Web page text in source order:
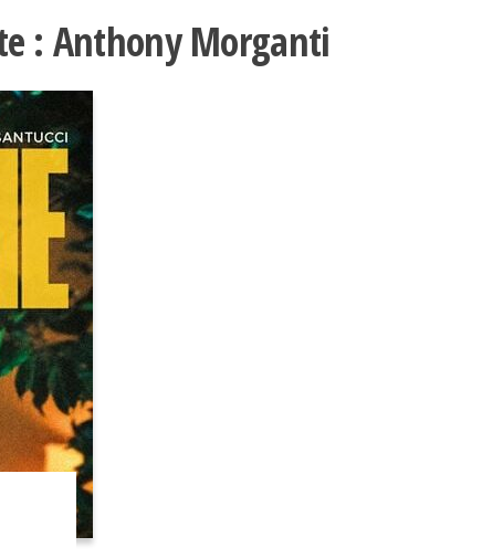
: Anthony Morganti